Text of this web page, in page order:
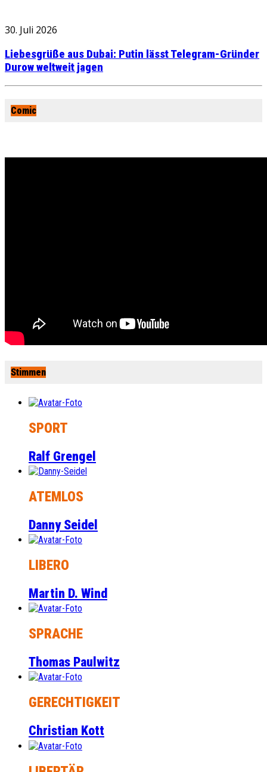
30. Juli 2026
Liebesgrüße aus Dubai: Putin lässt Telegram-Gründer
Durow weltweit jagen
Comic
Stimmen
SPORT
Ralf Grengel
ATEMLOS
Danny Seidel
LIBERO
Martin D. Wind
SPRACHE
Thomas Paulwitz
GERECHTIGKEIT
Christian Kott